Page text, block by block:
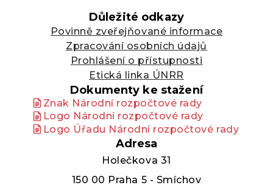
Důležité odkazy
Povinně zveřejňované informace
Zpracování osobních údajů
Prohlášení o přístupnosti
Etická linka ÚNRR
Dokumenty ke stažení
Znak Národní rozpočtové rady
Logo Národní rozpočtové rady
Logo Úřadu Národní rozpočtové rady
Adresa
Holečkova 31
150 00 Praha 5 - Smíchov